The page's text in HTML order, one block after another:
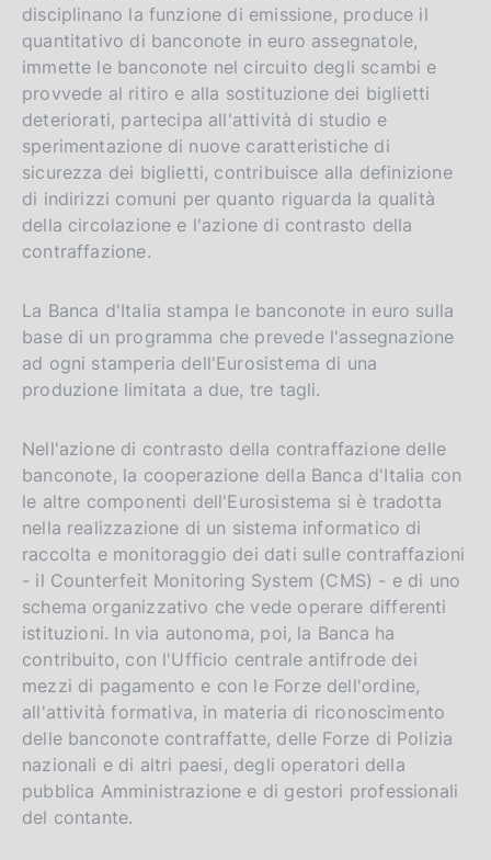
disciplinano la funzione di emissione, produce il
quantitativo di banconote in euro assegnatole,
immette le banconote nel circuito degli scambi e
provvede al ritiro e alla sostituzione dei biglietti
deteriorati, partecipa all'attività di studio e
sperimentazione di nuove caratteristiche di
sicurezza dei biglietti, contribuisce alla definizione
di indirizzi comuni per quanto riguarda la qualità
della circolazione e l'azione di contrasto della
contraffazione.
La Banca d'Italia stampa le banconote in euro sulla
base di un programma che prevede l'assegnazione
ad ogni stamperia dell'Eurosistema di una
produzione limitata a due, tre tagli.
Nell'azione di contrasto della contraffazione delle
banconote, la cooperazione della Banca d'Italia con
le altre componenti dell'Eurosistema si è tradotta
nella realizzazione di un sistema informatico di
raccolta e monitoraggio dei dati sulle contraffazioni
- il Counterfeit Monitoring System (CMS) - e di uno
schema organizzativo che vede operare differenti
istituzioni. In via autonoma, poi, la Banca ha
contribuito, con l'Ufficio centrale antifrode dei
mezzi di pagamento e con le Forze dell'ordine,
all'attività formativa, in materia di riconoscimento
delle banconote contraffatte, delle Forze di Polizia
nazionali e di altri paesi, degli operatori della
pubblica Amministrazione e di gestori professionali
del contante.